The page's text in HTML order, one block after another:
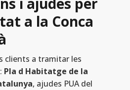
a la Conca
clients a tramitar les
Pla d Habitatge de la
, ajudes PUA del